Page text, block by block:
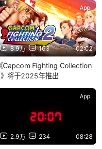
8.9万 163 02:02
App
《Capcom Fighting Collection
将于2025年推出
2.9万 234 08:28
App